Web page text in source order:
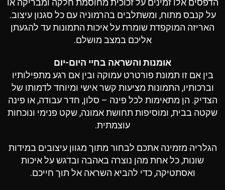
הדפסים אלו זמינים על זכוכית מחוסמת חלקה ומבריקה או
על קנבס מתוח, ומשתלבים בהרמוניה עם כל סגנון עיצוב.
האריזה המוקפדת שומרת על איכות התמונות עד להגעתן
אליכם במצב מושלם.
אומנות והשראה בחיי היום-יום
בין אם זו תמונת פורטרט עמוקה ובין אם רגע מתפילותיו
וברכותיו, התמונות מציעות קשר אישי ומיוחד לדמותו של
הצדיק. הן מתאימות לכל פינה – סלון, חדר עבודה, או פינה
שקטה בבית, ומוסיפות תחושת אמונה, שקט פנימי ונוכחות
עוצמתית.
הגלריה מזמינה אתכם לבחור מתוך מגוון עיצובים במידות
שונות, כל אחת מהן נוצרה באהבה ובדגש על איכות
ואסתטיקה, כדי להביא השראה אל תוך חייכם.